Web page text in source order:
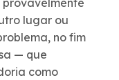
provavelmente
lugar ou
no fim
— que
como